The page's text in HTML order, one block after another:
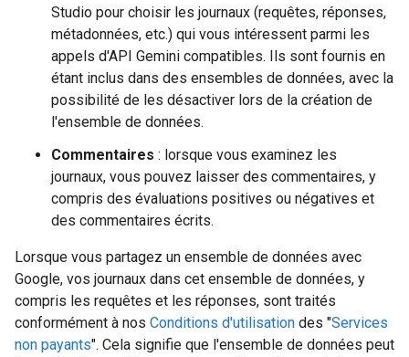
Studio pour choisir les journaux (requêtes, réponses,
métadonnées, etc.) qui vous intéressent parmi les
appels d'API Gemini compatibles. Ils sont fournis en
étant inclus dans des ensembles de données, avec la
possibilité de les désactiver lors de la création de
l'ensemble de données.
Commentaires : lorsque vous examinez les
journaux, vous pouvez laisser des commentaires, y
compris des évaluations positives ou négatives et
des commentaires écrits.
Lorsque vous partagez un ensemble de données avec
Google, vos journaux dans cet ensemble de données, y
compris les requêtes et les réponses, sont traités
conformément à nos Conditions d'utilisation des "Services
non payants". Cela signifie que l'ensemble de données peut